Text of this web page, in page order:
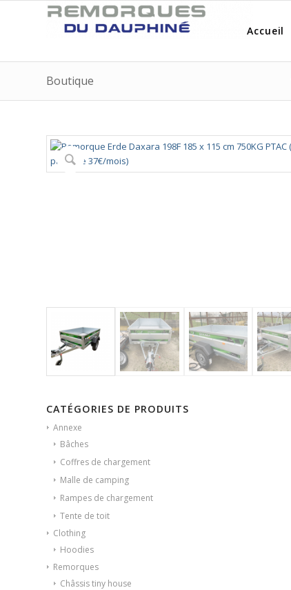
Accueil
Boutique
CATÉGORIES DE PRODUITS
Annexe
Bâches
Coffres de chargement
Malle de camping
Rampes de chargement
Tente de toit
Clothing
Hoodies
Remorques
Châssis tiny house